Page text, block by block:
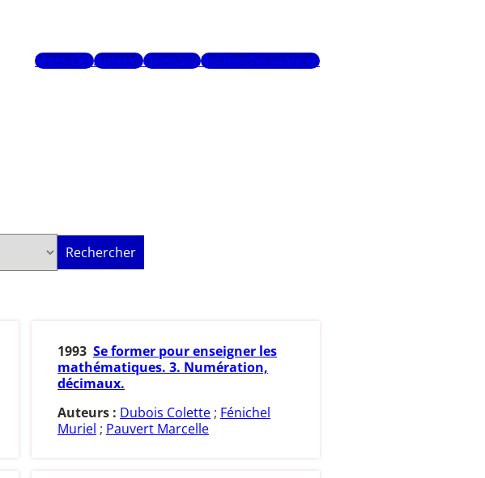
Mots-clésAuteursGlossaireRecherche avancée
Rechercher
1993 Se former pour enseigner les
mathématiques. 3. Numération,
décimaux.
Auteurs : Dubois Colette ; Fénichel
Muriel ; Pauvert Marcelle